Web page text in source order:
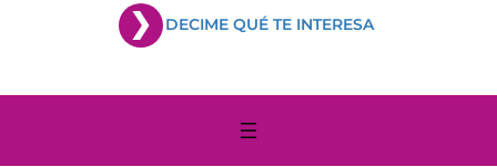
DECIME QUÉ TE INTERESA